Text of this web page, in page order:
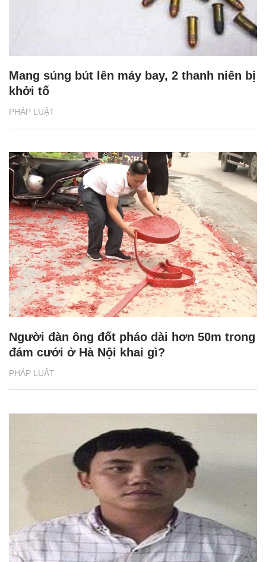
PHÁP LUẬT
Mang súng bút lên máy bay, 2 thanh niên bị
khởi tố
PHÁP LUẬT
Người đàn ông đốt pháo dài hơn 50m trong
đám cưới ở Hà Nội khai gì?